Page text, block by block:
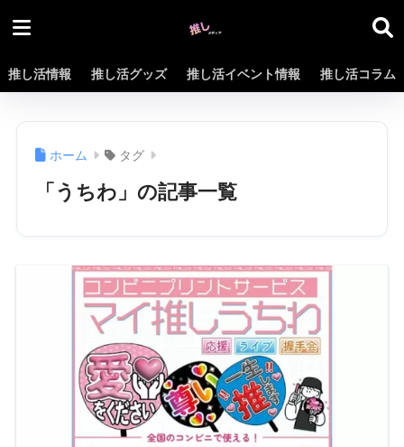
推し活情報 推し活グッズ 推し活イベント情報 推し活コラム
ホーム タグ
「うちわ」の記事一覧